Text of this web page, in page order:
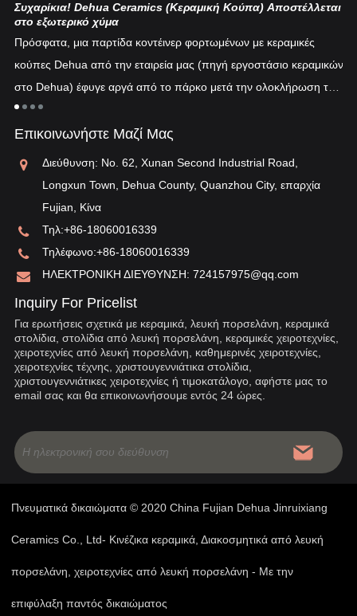
Συχαρίκια! Dehua Ceramics (Κεραμική Κούπα) Αποστέλλεται
στο εξωτερικό χύμα
Πρόσφατα, μια παρτίδα κοντέινερ φορτωμένων με κεραμικές
κούπες Dehua από την εταιρεία μας (πηγή εργοστάσιο κεραμικών
στο Dehua) έφυγε αργά από το πάρκο μετά την ολοκλήρωση του
εκτελωνισμού...
Επικοινωνήστε Μαζί Μας
Διεύθυνση: No. 62, Xunan Second Industrial Road,
Longxun Town, Dehua County, Quanzhou City, επαρχία
Fujian, Κίνα
Τηλ:+86-18060016339
Τηλέφωνο:+86-18060016339
ΗΛΕΚΤΡΟΝΙΚΗ ΔΙΕΥΘΥΝΣΗ: 724157975@qq.com
Inquiry For Pricelist
Για ερωτήσεις σχετικά με κεραμικά, λευκή πορσελάνη, κεραμικά
στολίδια, στολίδια από λευκή πορσελάνη, κεραμικές χειροτεχνίες,
χειροτεχνίες από λευκή πορσελάνη, καθημερινές χειροτεχνίες,
χειροτεχνίες τέχνης, χριστουγεννιάτικα στολίδια,
χριστουγεννιάτικες χειροτεχνίες ή τιμοκατάλογο, αφήστε μας το
email σας και θα επικοινωνήσουμε εντός 24 ώρες.
Πνευματικά δικαιώματα © 2020 China Fujian Dehua Jinruixiang
Ceramics Co., Ltd- Κινέζικα κεραμικά, Διακοσμητικά από λευκή
πορσελάνη, χειροτεχνίες από λευκή πορσελάνη - Με την
επιφύλαξη παντός δικαιώματος